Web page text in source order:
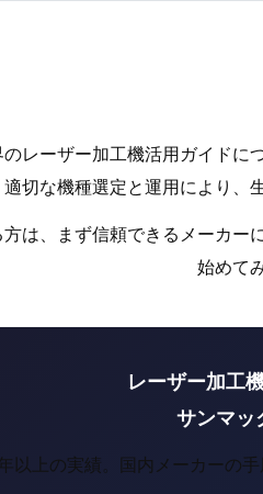
レーザー加工機活用ガイド
切な機種選定と運用により、
は、まず信頼できるメーカー
始めて
レーザー加工
サンマッ
以上の実績。国内メーカーの